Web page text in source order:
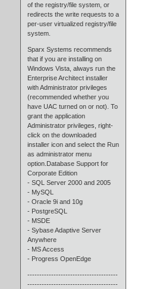
of the registry/file system, or
redirects the write requests to a
per-user virtualized registry/file
system.
Sparx Systems recommends
that if you are installing on
Windows Vista, always run the
Enterprise Architect installer
with Administrator privileges
(recommended whether you
have UAC turned on or not). To
grant the application
Administrator privileges, right-
click on the downloaded
installer icon and select the Run
as administrator menu
option.Database Support for
Corporate Edition
- SQL Server 2000 and 2005
- MySQL
- Oracle 9i and 10g
- PostgreSQL
- MSDE
- Sybase Adaptive Server
Anywhere
- MS Access
- Progress OpenEdge
--------------------------------------
--------------------------------------